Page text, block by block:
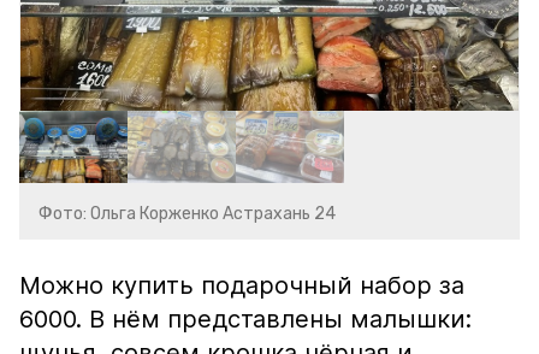
Фото: Ольга Корженко Астрахань 24
Можно купить подарочный набор за
6000. В нём представлены малышки: